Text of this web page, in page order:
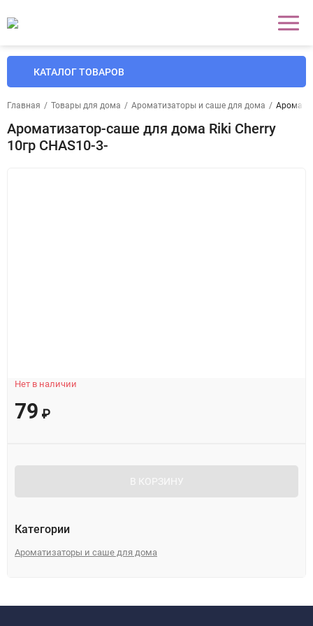
КАТАЛОГ ТОВАРОВ
Главная / Товары для дома / Ароматизаторы и саше для дома /
Ароматизатор-саше для дома Riki Cherry
10гр CHAS10-3-
Нет в наличии
79 ₽
В КОРЗИНУ
Категории
Ароматизаторы и саше для дома